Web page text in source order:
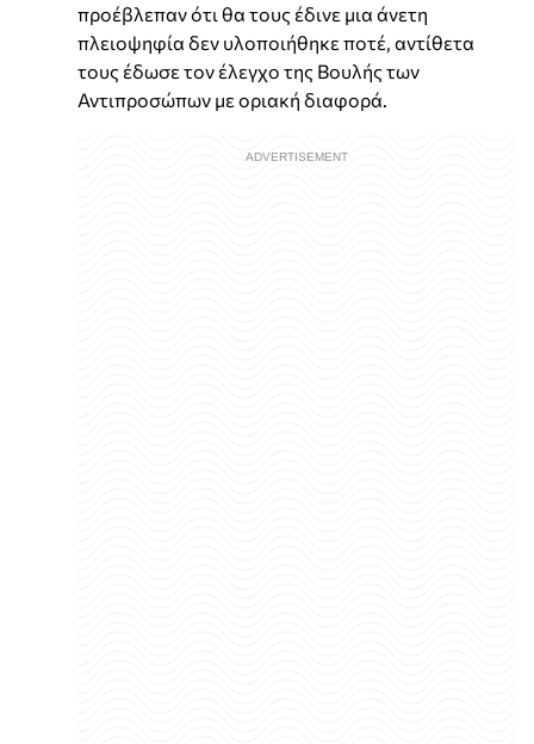
προέβλεπαν ότι θα τους έδινε μια άνετη
πλειοψηφία δεν υλοποιήθηκε ποτέ, αντίθετα
τους έδωσε τον έλεγχο της Βουλής των
Αντιπροσώπων με οριακή διαφορά.